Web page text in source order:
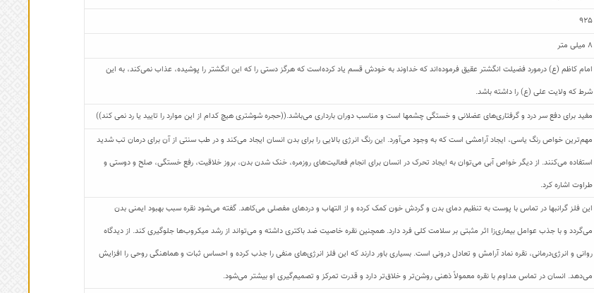
925
8 میلی متر
امام کاظم (ع) درمورد فضیلت انگشتر عقیق فرموده‌اند که خداوند به خودش قسم یاد کرده‌است که هرگز دستی را که این انگشتر را پوشیده، عذاب نمی‌کند، به این
شرط که ولایت علی (ع) را داشته باشد.
مفید برای دفع سر درد و گرفتاری‌های عضلانی و خستگی چشمها است و مناسب دوران بارداری می‌باشد.((حجره شوشتری هیچ کدام از این موارد را تایید یا رد نمی کند))
مهم‌ترین خواص رنگ یاسی، ایجاد آرامشی است که به وجود می‌آورد. این رنگ انرژی بالایی را برای بدن انسان ایجاد می‌کند و در طب سنتی از آن برای درمان تب شدید
استفاده می‌کنند. از دیگر خواص آبی می‌توان به ایجاد تحرک در انسان برای انجام فعالیت‌های روزمره، خنک شدن بدن، بروز خلاقیت، رفع خستگی، صلح و دوستی و
طراوت اشاره کرد.
این فلز گرانبها در تماس با پوست به تنظیم دمای بدن و گردش خون کمک کرده و از التهاب و دردهای مفصلی می‌کاهد. گفته می‌شود نقره سبب بهبود ایمنی بدن
می‌گردد و با جذب عوامل بیماری‌زا اثر مثبتی بر سلامت کلی فرد دارد. همچنین نقره خاصیت ضد باکتری داشته و می‌تواند از رشد میکروب‌ها جلوگیری کند. از دیدگاه
روانی و انرژی‌درمانی، نقره نماد آرامش و تعادل درونی است. بسیاری باور دارند که این فلز انرژی‌های منفی را جذب کرده و احساس ثبات و هماهنگی روحی را افزایش
می‌دهد. انسان در تماس مداوم با نقره معمولاً ذهنی روشن‌تر و خلاق‌تر دارد و قدرت تمرکز و تصمیم‌گیری او بیشتر می‌شود.